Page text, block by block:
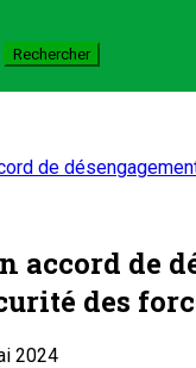
de
accord de
des
2024